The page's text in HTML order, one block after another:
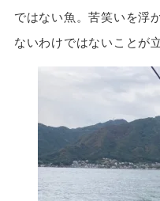
ではない魚。苦笑いを浮
ないわけではないことが